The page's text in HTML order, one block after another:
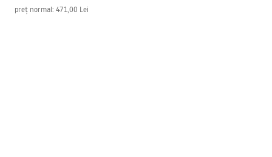
preț normal: 471,00 Lei